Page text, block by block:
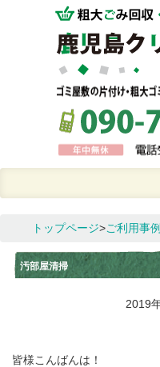
トップページ>ご利用事例
汚部屋清掃
2019
皆様こんばんは！